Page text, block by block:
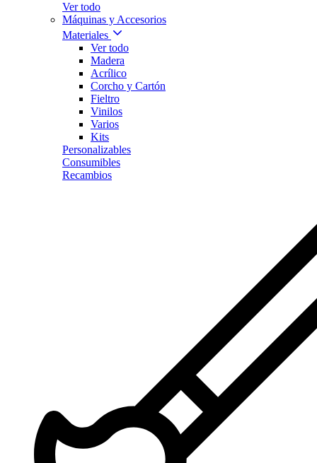
Ver todo
Máquinas y Accesorios
Materiales
Ver todo
Madera
Acrílico
Corcho y Cartón
Fieltro
Vinilos
Varios
Kits
Personalizables
Consumibles
Recambios